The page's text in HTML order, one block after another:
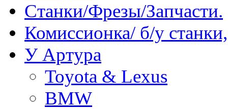
Станки/Фрезы/Запчасти.
Комиссионка/ б/у
У Артура
Toyota & Lexus
BMW